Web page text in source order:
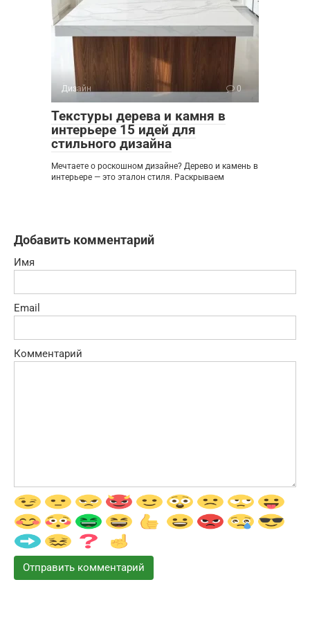
Дизайн 0
Текстуры дерева и камня в
интерьере 15 идей для
стильного дизайна
Мечтаете о роскошном дизайне? Дерево и камень в
интерьере — это эталон стиля. Раскрываем
Добавить комментарий
Имя
Email
Комментарий